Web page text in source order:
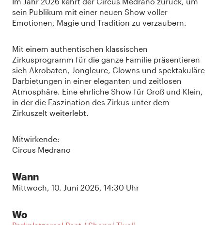
sein Publikum mit einer neuen Show voller
Emotionen, Magie und Tradition zu verzaubern.
Mit einem authentischen klassischen
Zirkusprogramm für die ganze Familie präsentieren
sich Akrobaten, Jongleure, Clowns und spektakuläre
Darbietungen in einer eleganten und zeitlosen
Atmosphäre. Eine ehrliche Show für Groß und Klein,
in der die Faszination des Zirkus unter dem
Zirkuszelt weiterlebt.
Mitwirkende:
Circus Medrano
Wann
Mittwoch, 10. Juni 2026, 14:30 Uhr
Wo